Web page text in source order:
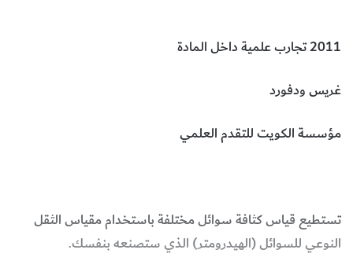
2011 تجارب علمية داخل المادة
غريس ودفورد
مؤسسة الكويت للتقدم العلمي
تستطيع قياس كثافة سوائل مختلفة باستخدام مقياس الثقل
النوعي للسوائل (الهيدرومتر) الذي ستصنعه بنفسك.